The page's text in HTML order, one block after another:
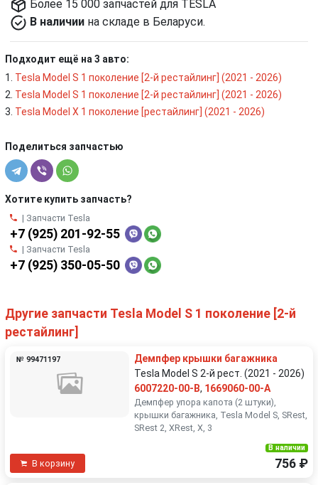
Более 15 000 запчастей для TESLA
В наличии на складе в Беларуси.
Подходит ещё на 3 авто:
Tesla Model S 1 поколение [2-й рестайлинг] (2021 - 2026)
Tesla Model S 1 поколение [2-й рестайлинг] (2021 - 2026)
Tesla Model X 1 поколение [рестайлинг] (2021 - 2026)
Поделиться запчастью
Хотите купить запчасть?
| Запчасти Tesla
+7 (925) 201-92-55
| Запчасти Tesla
+7 (925) 350-05-50
Другие запчасти Tesla Model S 1 поколение [2-й
рестайлинг]
№ 99471197
Демпфер крышки багажника
Tesla Model S 2-й рест. (2021 - 2026)
6007220-00-B, 1669060-00-A
Демпфер упора капота (2 штуки),
крышки багажника, Tesla Model S, SRest,
SRest 2, XRest, X, 3
В корзину
В наличии
756 ₽